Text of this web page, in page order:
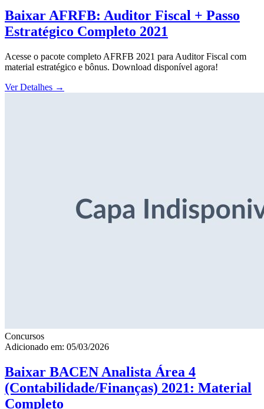
Baixar AFRFB: Auditor Fiscal + Passo
Estratégico Completo 2021
Acesse o pacote completo AFRFB 2021 para Auditor Fiscal com
material estratégico e bônus. Download disponível agora!
Ver Detalhes →
Concursos
Adicionado em: 05/03/2026
Baixar BACEN Analista Área 4
(Contabilidade/Finanças) 2021: Material
Completo